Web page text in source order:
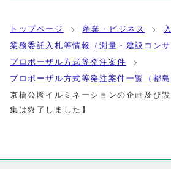
トップページ 産業・ビジネス
業務委託入札等情報（測量・建設コンサ
プロポーザル方式等発注案件
プロポーザル方式等発注案件一覧（都島
京橋公園イルミネーションの企画及び
集は終了しました】